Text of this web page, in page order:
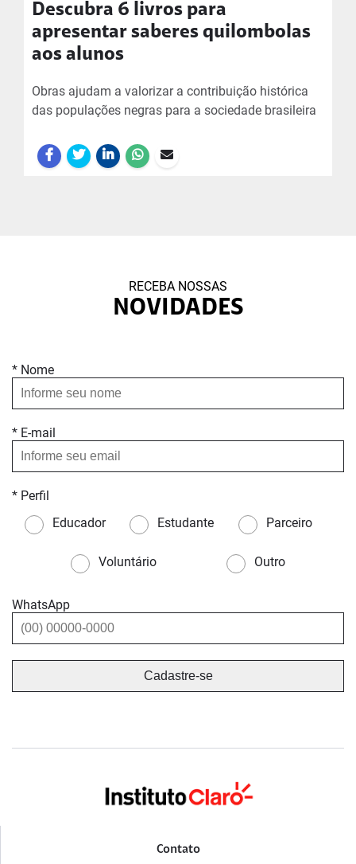
Descubra 6 livros para
apresentar saberes quilombolas
aos alunos
Obras ajudam a valorizar a contribuição histórica
das populações negras para a sociedade brasileira
RECEBA NOSSAS
NOVIDADES
* Nome
* E-mail
* Perfil
Educador
Estudante Parceiro
Voluntário Outro
WhatsApp
Contato